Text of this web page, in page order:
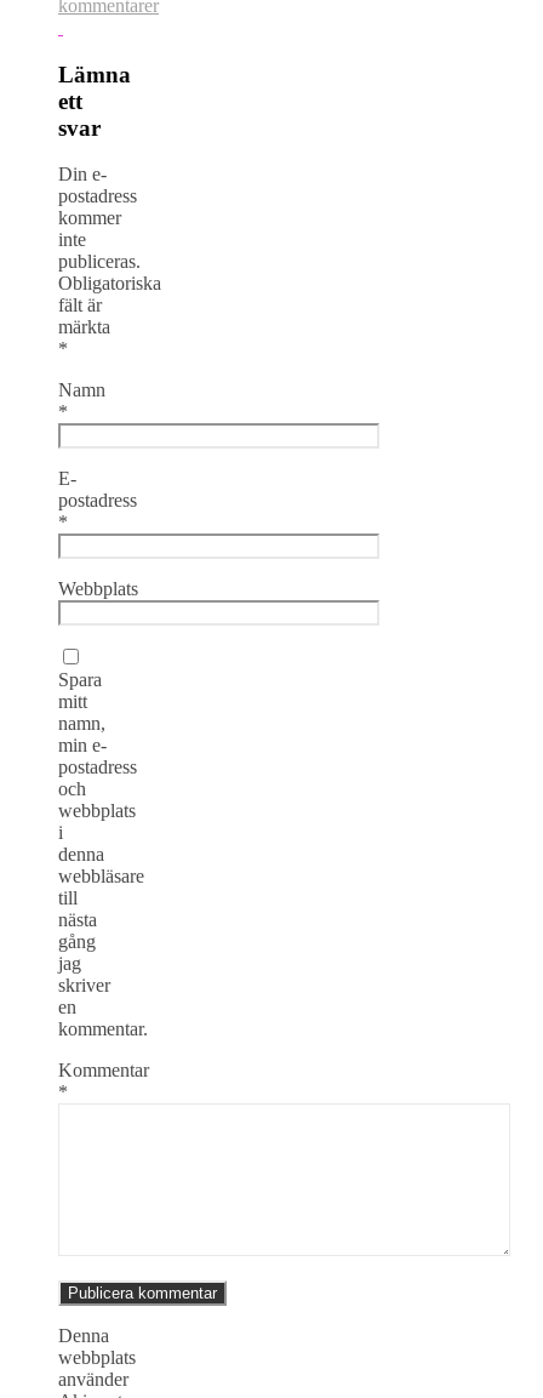
kommentarer
Lämna
ett
svar
Din e-
postadress
kommer
inte
publiceras.
Obligatoriska
fält är
märkta
*
Namn
*
E-
postadress
*
Webbplats
Spara
mitt
namn,
min e-
postadress
och
webbplats
i
denna
webbläsare
till
nästa
gång
jag
skriver
en
kommentar.
Kommentar
*
Denna
webbplats
använder